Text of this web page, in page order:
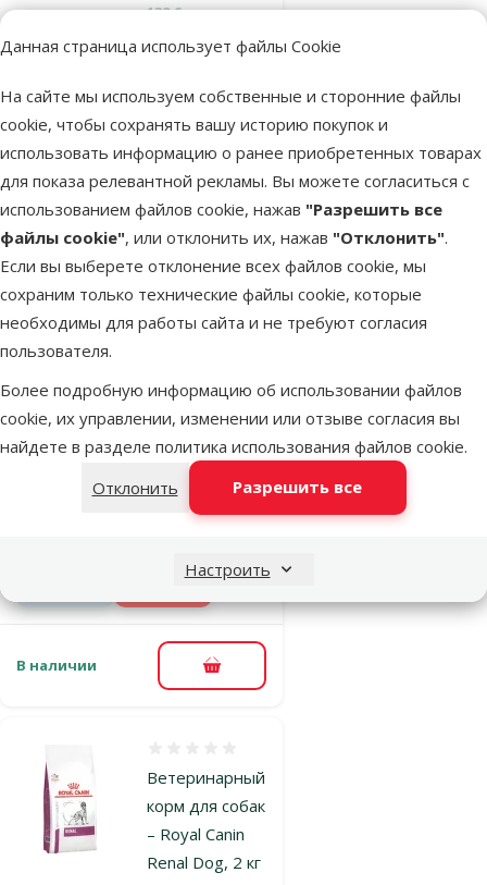
Данная страница использует файлы Cookie
На сайте мы используем собственные и сторонние файлы
cookie, чтобы сохранять вашу историю покупок и
использовать информацию о ранее приобретенных товарах
для показа релевантной рекламы. Вы можете согласиться с
использованием файлов cookie, нажав "Разрешить все
файлы cookie", или отклонить их, нажав "Отклонить".
Если вы выберете отклонение всех файлов cookie, мы
сохраним только технические файлы cookie, которые
необходимы для работы сайта и не требуют согласия
пользователя.
Более подробную информацию об использовании файлов
cookie, их управлении, изменении или отзыве согласия вы
найдете в разделе политика использования файлов cookie.
Отклонить
Разрешить все
Настроить
Исходная цена
139 €
Цена за
-38 %
цена 💻
TOП цена
💚
В наличии
Бесплатная
доставка
В корзину
Ветеринарный
– Royal Canin
Hypoallergenic
Dog, 2 кг
Оценка 0%
Исходная цена
29,99 €
Цена
19,98 €
Цена за
Скидка
-33 %
TOП цена
В наличии В корзину
Ветеринарный
корм для собак
– Royal Canin
Renal Dog, 2 кг